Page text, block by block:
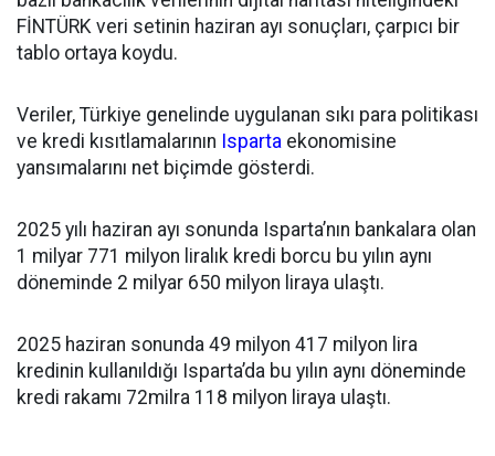
FİNTÜRK veri setinin haziran ayı sonuçları, çarpıcı bir
tablo ortaya koydu.
Veriler, Türkiye genelinde uygulanan sıkı para politikası
ve kredi kısıtlamalarının Isparta ekonomisine
yansımalarını net biçimde gösterdi.
2025 yılı haziran ayı sonunda Isparta’nın bankalara olan
1 milyar 771 milyon liralık kredi borcu bu yılın aynı
döneminde 2 milyar 650 milyon liraya ulaştı.
2025 haziran sonunda 49 milyon 417 milyon lira
kredinin kullanıldığı Isparta’da bu yılın aynı döneminde
kredi rakamı 72milra 118 milyon liraya ulaştı.